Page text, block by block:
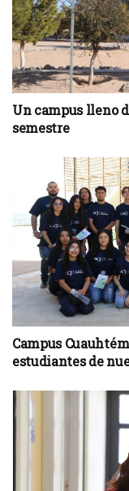
Un campus lleno
semestre
Campus
estudiantes de